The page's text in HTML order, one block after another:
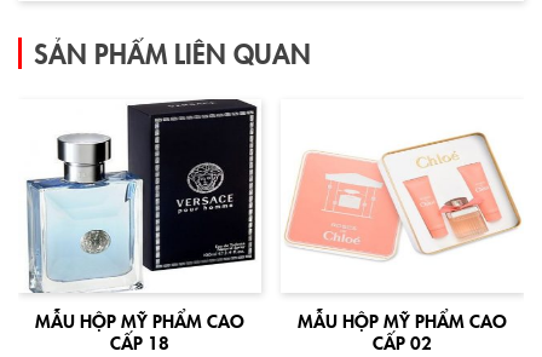
SẢN PHẨM LIÊN QUAN
MẪU HỘP MỸ PHẨM CAO
CẤP 18
MẪU HỘP MỸ PHẨM CAO
CẤP 02